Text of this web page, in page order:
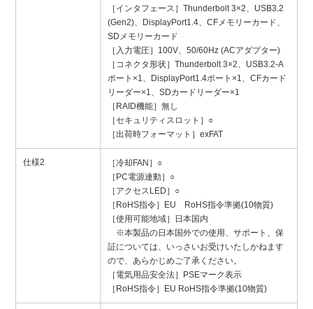
［インタフェース］Thunderbolt 3×2、USB3.2
(Gen2)、DisplayPort1.4、CFメモリーカード、
SDメモリーカード
［入力電圧］100V、50/60Hz (ACアダプター)
［コネクタ形状］Thunderbolt 3×2、USB3.2-A
ポート×1、DisplayPort1.4ポート×1、CFカード
リーダー×1、SDカードリーダー×1
［RAID機能］無し
［セキュリティスロット］○
［出荷時フォーマット］exFAT
仕様2
［冷却FAN］○
［PC電源連動］○
［アクセスLED］○
［RoHS指令］EU RoHS指令準拠(10物質)
［使用可能地域］日本国内
※本製品の日本国外での使用、サポート、保
証については、いっさいお受けいたしかねます
ので、あらかじめご了承ください。
［電気用品安全法］PSEマーク表示
［RoHS指令］EU RoHS指令準拠(10物質)